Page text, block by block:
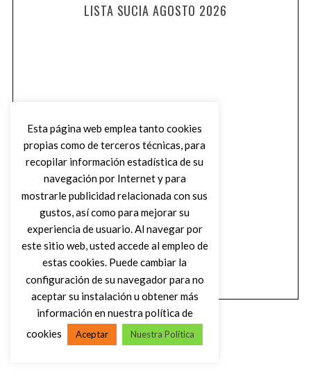
LISTA SUCIA AGOSTO 2026
Esta página web emplea tanto cookies
propias como de terceros técnicas, para
recopilar información estadística de su
navegación por Internet y para
mostrarle publicidad relacionada con sus
gustos, así como para mejorar su
experiencia de usuario. Al navegar por
este sitio web, usted accede al empleo de
estas cookies. Puede cambiar la
configuración de su navegador para no
aceptar su instalación u obtener más
información en nuestra política de
cookies
Aceptar Nuestra Política